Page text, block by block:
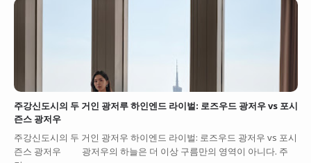
주강신도시의 두 거인 광저루 하인엔드 라이벌: 로즈우드 광저우 vs 포시
즌스 광저우
주강신도시의 두 거인 광저우 하이엔드 라이벌: 로즈우드 광저우 vs 포시
즌스 광저우 광저우의 하늘은 더 이상 구름만의 영역이 아니다. 주